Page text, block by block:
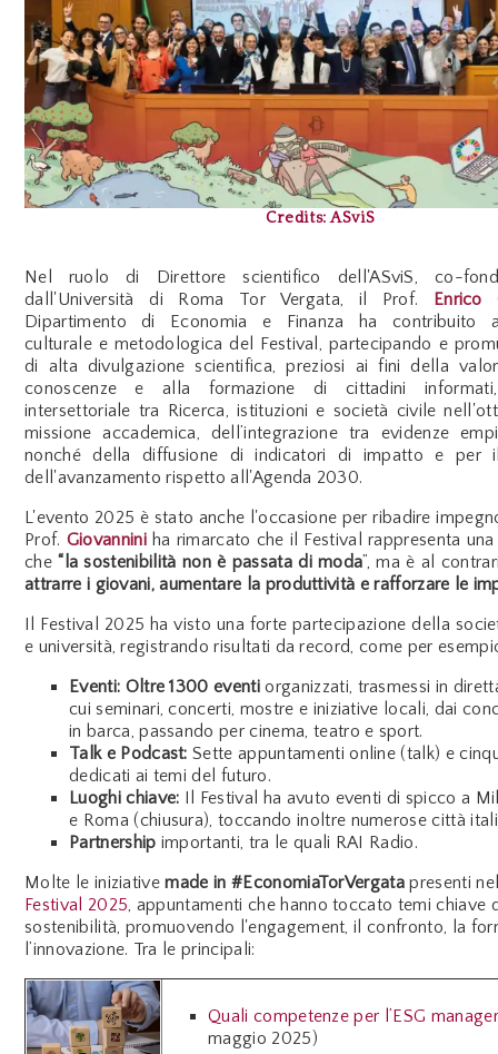
Credits: ASviS
Nel ruolo di Direttore scientifico dell'ASviS, co-
dall'Università di Roma Tor Vergata, il Prof.
Enrico
Dipartimento di Economia e Finanza ha contribuito
culturale e metodologica del Festival, partecipando e
di alta divulgazione scientifica, preziosi ai fini della
conoscenze e alla formazione di cittadini
intersettoriale tra Ricerca, istituzioni e società civile
missione accademica, dell’integrazione tra evidenze
nonché della diffusione di indicatori di impatto e per
dell'avanzamento rispetto all'Agenda 2030.
L'evento 2025 è stato anche l'occasione per ribadire
Prof. Giovannini ha rimarcato che il Festival rappresenta
che“la sostenibilità non è passata di moda”, ma è al
attrarre i giovani, aumentare la produttività e rafforzare le
Il Festival 2025 ha visto una forte partecipazione della
e università, registrando risultati da record, come per
Eventi: Oltre 1300 eventi organizzati, trasmessi in
cui seminari, concerti, mostre e iniziative locali, dai
in barca, passando per cinema, teatro e sport.
Talk e Podcast: Sette appuntamenti online (talk) e
dedicati ai temi del futuro.
Luoghi chiave: Il Festival ha avuto eventi di spicco a
e Roma (chiusura), toccando inoltre numerose città
Partnership importanti, tra le quali RAI Radio.
Molte le iniziativemade in #EconomiaTorVergata presenti
Festival 2025, appuntamenti che hanno toccato temi chiave
sostenibilità, promuovendo l'engagement, il confronto, la
l’innovazione. Tra le principali:
Quali competenze per l’ESG
maggio 2025)